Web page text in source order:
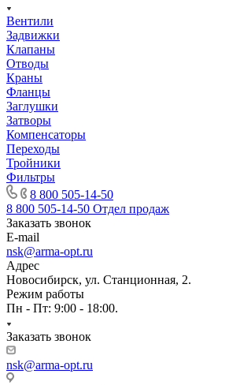
Вентили
Задвижки
Клапаны
Отводы
Краны
Фланцы
Заглушки
Затворы
Компенсаторы
Переходы
Тройники
Фильтры
8 800 505-14-50
8 800 505-14-50 Отдел продаж
Заказать звонок
E-mail
nsk@arma-opt.ru
Адрес
Новосибирск, ул. Станционная, 2.
Режим работы
Пн - Пт: 9:00 - 18:00.
Заказать звонок
nsk@arma-opt.ru